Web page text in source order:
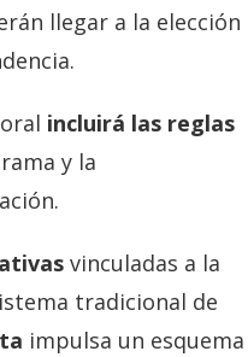
llegar a la elección
incluirá las reglas
y la
vinculadas a la
tradicional de
impulsa un esquema